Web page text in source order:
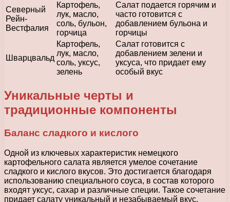
Северный
Рейн-
Вестфалия
Картофель,
лук, масло,
соль, бульон,
горчица
Салат подается горячим и
часто готовится с
добавлением бульона и
горчицы
Шварцвальд
Картофель,
лук, масло,
соль, уксус,
зелень
Салат готовится с
добавлением зелени и
уксуса, что придает ему
особый вкус
Уникальные черты и
традиционные компоненты
Баланс сладкого и кислого
Одной из ключевых характеристик немецкого
картофельного салата является умелое сочетание
сладкого и кислого вкусов. Это достигается благодаря
использованию специального соуса, в состав которого
входят уксус, сахар и различные специи. Такое сочетание
придает салату уникальный и незабываемый вкус.